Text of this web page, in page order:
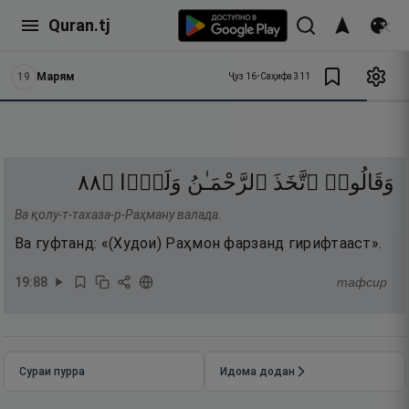
Quran.tj
19 Марям Ҷуз 16•Саҳифа 311
وَقَالُوا۟ ٱتَّخَذَ ٱلرَّحْمَـٰنُ وَلَدًۭا ۝٨٨
Ва қолу-т-тахаза-р-Раҳману валада.
Ва гуфтанд: «(Худои) Раҳмон фарзанд гирифтааст».
19:88 тафсир
Сураи пурра Идома додан